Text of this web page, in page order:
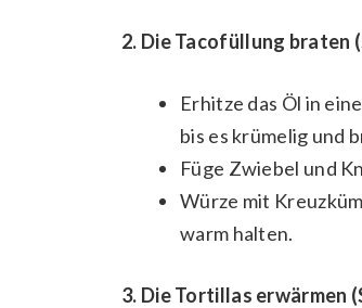
2. Die Tacofüllung braten
Erhitze das Öl in
bis es krümelig und
Füge Zwiebel und
Würze mit
warm halten.
3. Die Tortillas erwärmen